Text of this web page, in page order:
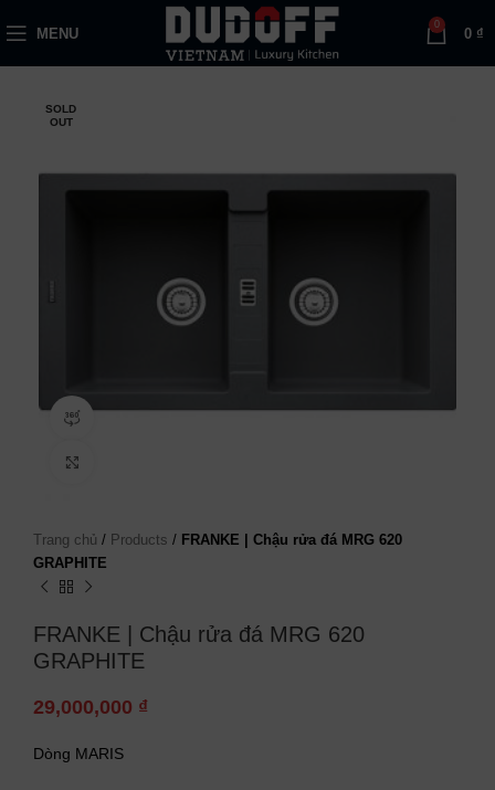
MENU
0
0 ₫
SOLD
OUT
Trang chủ / Products / FRANKE | Chậu rửa đá MRG 620
GRAPHITE
FRANKE | Chậu rửa đá MRG 620
GRAPHITE
29,000,000 ₫
Dòng MARIS